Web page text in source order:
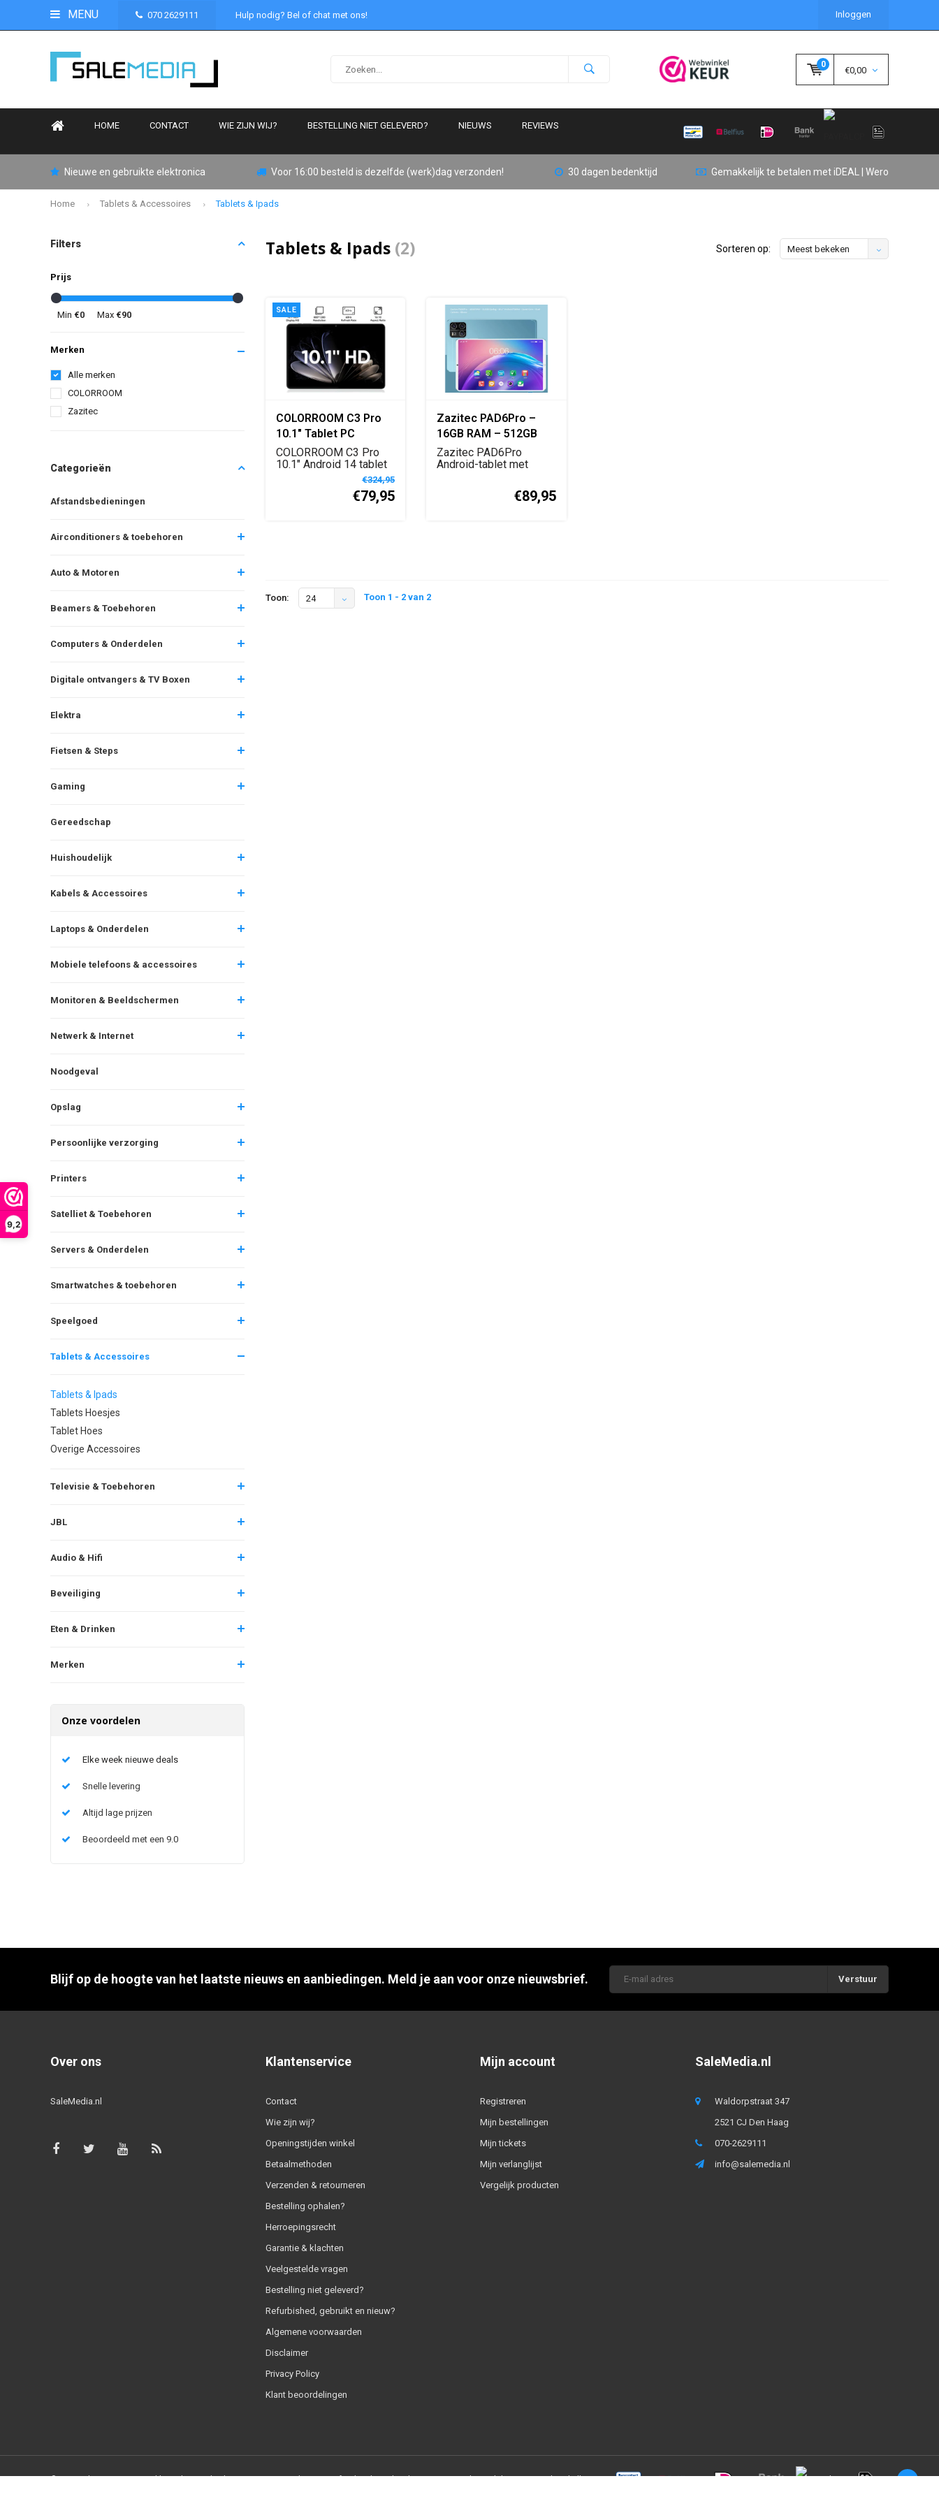
9,2
MENU 070 2629111 Hulp nodig? Bel of chat met ons! Inloggen
0
€0,00
HOME CONTACT WIE ZIJN WIJ? BESTELLING NIET GELEVERD? NIEUWS REVIEWS
Nieuwe en gebruikte elektronica Voor 16:00 besteld is dezelfde (werk)dag verzonden! 30 dagen bedenktijd Gemakkelijk te betalen met iDEAL | Wero
Home Tablets & Accessoires Tablets & Ipads
Filters
Prijs
Min €0 Max €90
Merken
Alle merken
COLORROOM
Zazitec
Categorieën
Afstandsbedieningen
Airconditioners & toebehoren
Auto & Motoren
Beamers & Toebehoren
Computers & Onderdelen
Digitale ontvangers & TV Boxen
Elektra
Fietsen & Steps
Gaming
Gereedschap
Huishoudelijk
Kabels & Accessoires
Laptops & Onderdelen
Mobiele telefoons & accessoires
Monitoren & Beeldschermen
Netwerk & Internet
Noodgeval
Opslag
Persoonlijke verzorging
Printers
Satelliet & Toebehoren
Servers & Onderdelen
Smartwatches & toebehoren
Speelgoed
Tablets & Accessoires
Tablets & Ipads
Tablets Hoesjes
Tablet Hoes
Overige Accessoires
Televisie & Toebehoren
JBL
Audio & Hifi
Beveiliging
Eten & Drinken
Merken
Onze voordelen
Elke week nieuwe deals
Snelle levering
Altijd lage prijzen
Beoordeeld met een 9.0
Tablets & Ipads (2) Sorteren op: Meest bekeken
SALE
COLORROOM C3 Pro
10.1″ Tablet PC
(Inclusief blauwe
hoes)
COLORROOM C3 Pro
10.1″ Android 14 tablet
met 10 GB RAM, 64...€324,95
€79,95
Zazitec PAD6Pro –
16GB RAM – 512GB
Opslag – 10.1" Android
Tablet – Quad-Core –
Zazitec PAD6Pro
Android-tablet met
€89,95
Toon: 24 Toon 1 - 2 van 2
Blijf op de hoogte van het laatste nieuws en aanbiedingen. Meld je aan voor onze nieuwsbrief. Verstuur
Over ons
SaleMedia.nl
Klantenservice
Contact
Wie zijn wij?
Openingstijden winkel
Betaalmethoden
Verzenden & retourneren
Bestelling ophalen?
Herroepingsrecht
Garantie & klachten
Veelgestelde vragen
Bestelling niet geleverd?
Refurbished, gebruikt en nieuw?
Algemene voorwaarden
Disclaimer
Privacy Policy
Klant beoordelingen
Mijn account
Registreren
Mijn bestellingen
Mijn tickets
Mijn verlanglijst
Vergelijk producten
SaleMedia.nl
Waldorpstraat 347
2521 CJ Den Haag
070-2629111
info@salemedia.nl
© Copyright 2026 - Powered byLightspeed- Theme ByDMWSxPlus+|RSS-feed|SaleMedia.nl 9.0/10-1837beoordelingen opWebwinkelkeur